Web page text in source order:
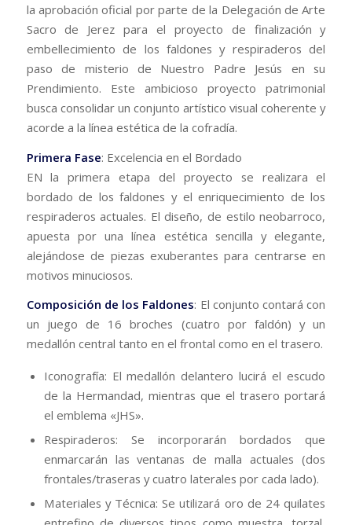
la aprobación oficial por parte de la Delegación de Arte
Sacro de Jerez para el proyecto de finalización y
embellecimiento de los faldones y respiraderos del
paso de misterio de Nuestro Padre Jesús en su
Prendimiento. Este ambicioso proyecto patrimonial
busca consolidar un conjunto artístico visual coherente y
acorde a la línea estética de la cofradía.
Primera Fase: Excelencia en el Bordado
​EN la primera etapa del proyecto se realizara el
bordado de los faldones y el enriquecimiento de los
respiraderos actuales. El diseño, de estilo neobarroco,
apuesta por una línea estética sencilla y elegante,
alejándose de piezas exuberantes para centrarse en
motivos minuciosos.
Composición de los Faldones: El conjunto contará con
un juego de 16 broches (cuatro por faldón) y un
medallón central tanto en el frontal como en el trasero.
​Iconografía: El medallón delantero lucirá el escudo
de la Hermandad, mientras que el trasero portará
el emblema «JHS».
​Respiraderos: Se incorporarán bordados que
enmarcarán las ventanas de malla actuales (dos
frontales/traseras y cuatro laterales por cada lado).
​Materiales y Técnica: Se utilizará oro de 24 quilates